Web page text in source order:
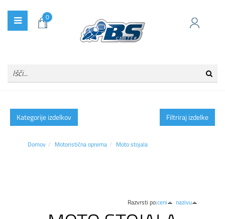
0
Kategorije izdelkov Filtriraj izdelke
Domov Motoristična oprema Moto stojala
Razvrsti po:ceni nazivu